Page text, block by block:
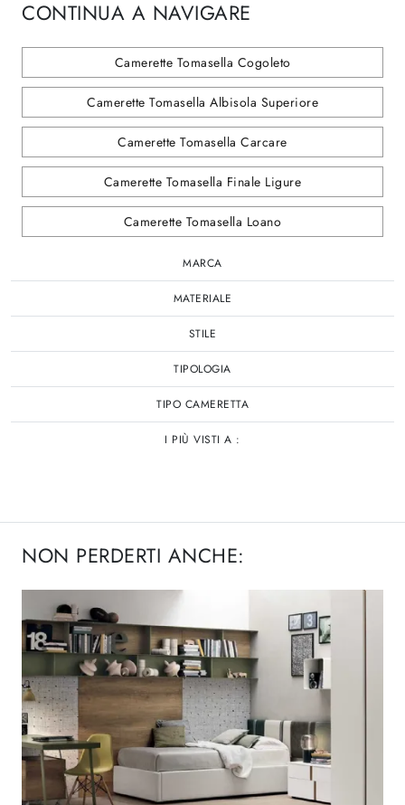
CONTINUA A NAVIGARE
Camerette Tomasella Cogoleto
Camerette Tomasella Albisola Superiore
Camerette Tomasella Carcare
Camerette Tomasella Finale Ligure
Camerette Tomasella Loano
MARCA
MATERIALE
STILE
TIPOLOGIA
TIPO CAMERETTA
I PIÙ VISTI A :
NON PERDERTI ANCHE: